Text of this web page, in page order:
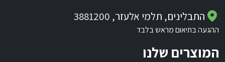
התבלינים, תלמי אלעזר, 3881200
ההגעה בתיאום מראש בלבד
המוצרים שלנו